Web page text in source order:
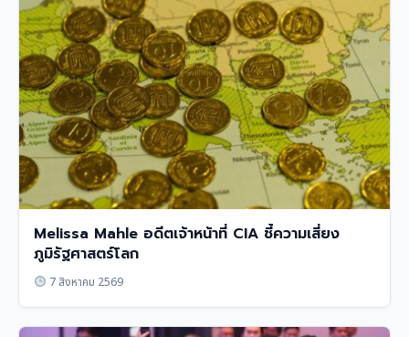
Melissa Mahle อดีตเจ้าหน้าที่ CIA ชี้ความเสี่ยง
ภูมิรัฐศาสตร์โลก
7 สิงหาคม 2569